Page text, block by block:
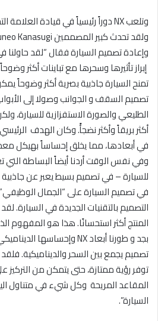
وتلعبNXدوراً رئيسياً في قيادة العلامة
ولقد تحدث كبير المصممينKanasugi
وإعادة تصميم السيارة فقال “لقد حاولنا
إبراز تأثيرها وسحرها مع تباينات أكثر
تمنح السيارة جاذبية بصرية أكثر وضوحاً
تصميم السقف و الجوانب وصولا إلى
الطليعي والصورة الاستفزازية للسيارة،
أكثر بريقاً وأكثر نضجأً. وكان الهدف
في أبعادها، مما يخلق إحساساً بهيكل
وفي نفس الوقت أردنا أيضاً البساطة التي
للسيارة – في تصميم بسيط يعبر عن جاذبية
في تصميم السيارة على“الجمال
التصميم بالتقنيات الجديدة في
المنتج أكثر استحسانًا. هذا هو المفهوم
بجد و طورنا أبعاد
وإحساسها
تصميم يجمع بين السحر والديناميكية.
توفر رؤية ممتازة، حتى يتمكن من التركيز
المقاعد المريحة وكل شيء في متناول
السيارة”.